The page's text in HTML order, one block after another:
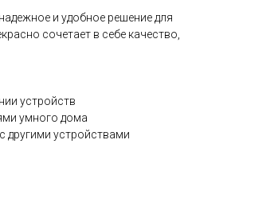
и удобное решение для
сочетает в себе качество,
устройств
умного дома
другими устройствами